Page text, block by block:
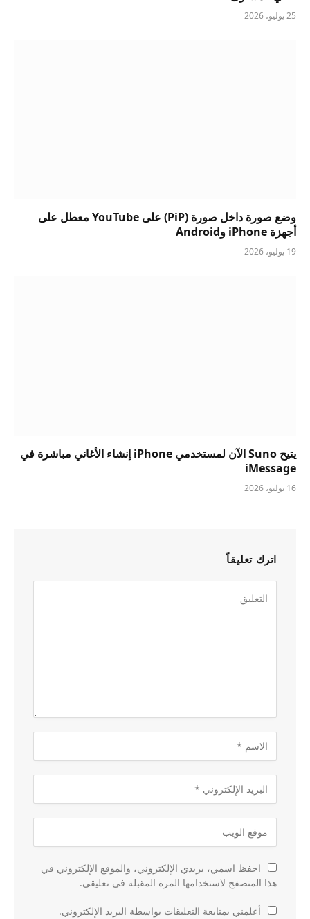
25 يوليو، 2026
وضع صورة داخل صورة (PiP) على YouTube معطل على
أجهزة iPhone وAndroid
19 يوليو، 2026
يتيح Suno الآن لمستخدمي iPhone إنشاء الأغاني مباشرة في
iMessage
16 يوليو، 2026
اترك تعليقاً
احفظ اسمي، بريدي الإلكتروني، والموقع الإلكتروني في
هذا المتصفح لاستخدامها المرة المقبلة في تعليقي.
أعلمني بمتابعة التعليقات بواسطة البريد الإلكتروني.